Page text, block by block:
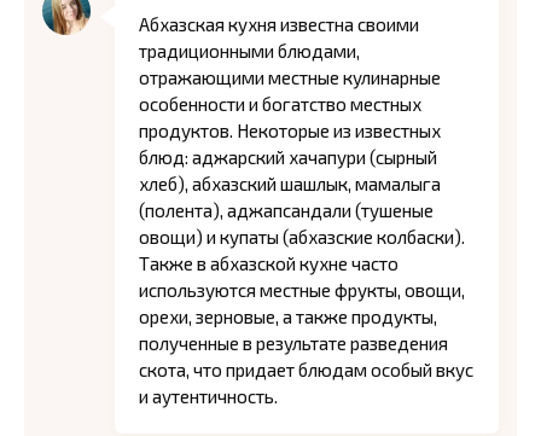
Абхазская кухня известна своими
традиционными блюдами,
отражающими местные кулинарные
особенности и богатство местных
продуктов. Некоторые из известных
блюд: аджарский хачапури (сырный
хлеб), абхазский шашлык, мамалыга
(полента), аджапсандали (тушеные
овощи) и купаты (абхазские колбаски).
Также в абхазской кухне часто
используются местные фрукты, овощи,
орехи, зерновые, а также продукты,
полученные в результате разведения
скота, что придает блюдам особый вкус
и аутентичность.